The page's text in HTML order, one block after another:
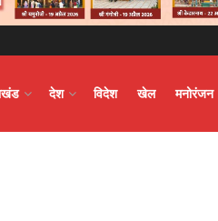
देश विदेश खेल मनोरंजन